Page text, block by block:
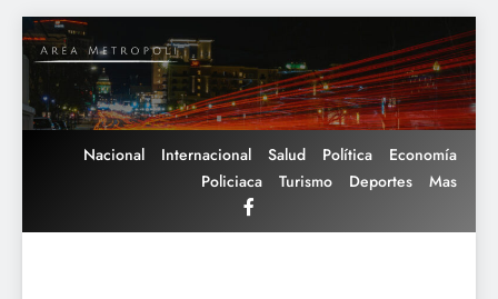
Saltar
al
contenido
Nacional Internacional Salud Política
Economía
Policiaca
Turismo Deportes Mas